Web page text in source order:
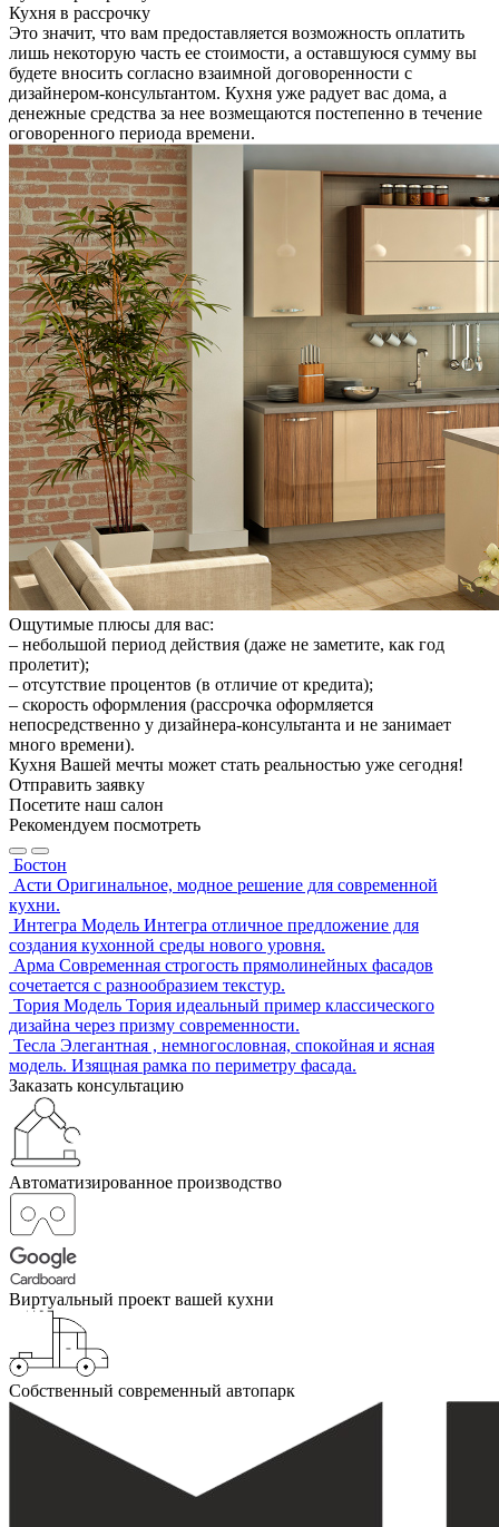
Кухня в рассрочку
Это значит, что вам предоставляется возможность оплатить
лишь некоторую часть ее стоимости, а оставшуюся сумму вы
будете вносить согласно взаимной договоренности с
дизайнером-консультантом. Кухня уже радует вас дома, а
денежные средства за нее возмещаются постепенно в течение
оговоренного периода времени.
Ощутимые плюсы для вас:
– небольшой период действия (даже не заметите, как год
пролетит);
– отсутствие процентов (в отличие от кредита);
– скорость оформления (рассрочка оформляется
непосредственно у дизайнера-консультанта и не занимает
много времени).
Кухня Вашей мечты может стать реальностью уже сегодня!
Отправить заявку
Посетите наш салон
Рекомендуем посмотреть
Бостон
Асти Оригинальное, модное решение для современной
кухни.
Интегра Модель Интегра отличное предложение для
создания кухонной среды нового уровня.
Арма Современная строгость прямолинейных фасадов
сочетается с разнообразием текстур.
Тория Модель Тория идеальный пример классического
дизайна через призму современности.
Тесла Элегантная , немногословная, спокойная и ясная
модель. Изящная рамка по периметру фасада.
Заказать консультацию
Автоматизированное производство
Виртуальный проект вашей кухни
Собственный современный автопарк